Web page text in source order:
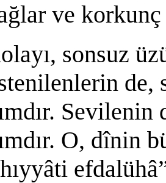
ve korkunç
sonsuz
de,
O, dînin